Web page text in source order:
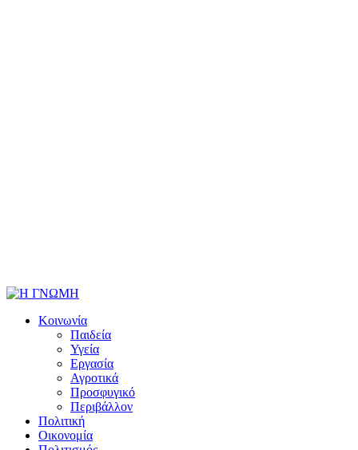
Κοινωνία
Παιδεία
Υγεία
Εργασία
Αγροτικά
Προσφυγικό
Περιβάλλον
Πολιτική
Οικονομία